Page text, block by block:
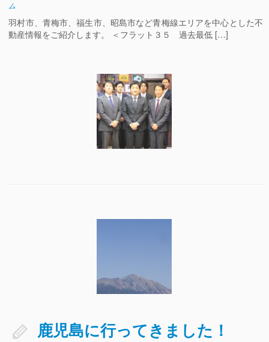
ム
羽村市、青梅市、福生市、昭島市など青梅線エリアを中心とした不
動産情報をご紹介します。 ＜フラット３５ 過去最低 […]
鹿児島に行ってきました！